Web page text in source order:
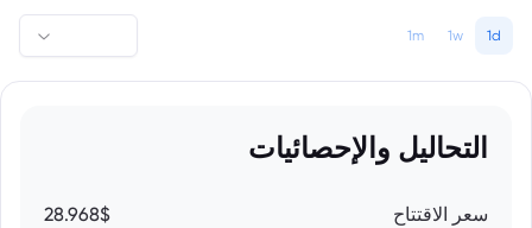
1d
1w
1m
التحاليل والإحصائيات
سعر الاقتتاح 28.968$